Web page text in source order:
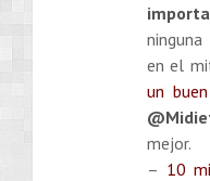
en el
un
mejor.
– 10